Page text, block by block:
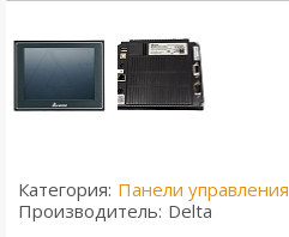
Категория: Панели управления
Производитель: Delta